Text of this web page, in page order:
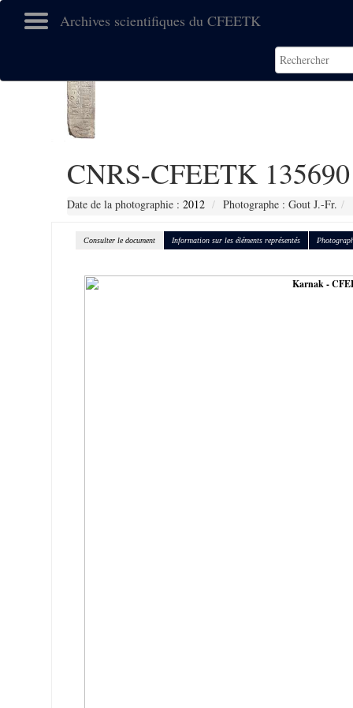
Archives scientifiques du CFEETK
CNRS-CFEETK 135690
Date de la photographie : 2012 Photographe : Gout J.-Fr.
Consulter le document Information sur les éléments représentés